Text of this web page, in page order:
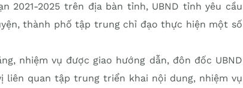
2021-2025 trên địa bàn tỉnh, UBND tỉnh yêu cầu
thành phố tập trung chỉ đạo thực hiện một số
nhiệm vụ được giao hướng dẫn, đôn đốc UBND
liên quan tập trung triển khai nội dung, nhiệm vụ